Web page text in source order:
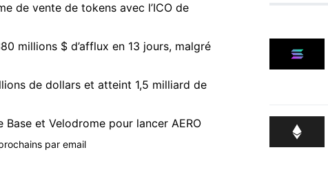
de vente de tokens avec l’ICO de
millions $ d’afflux en 13 jours, malgré
de dollars et atteint 1,5 milliard de
et Velodrome pour lancer AERO
par email